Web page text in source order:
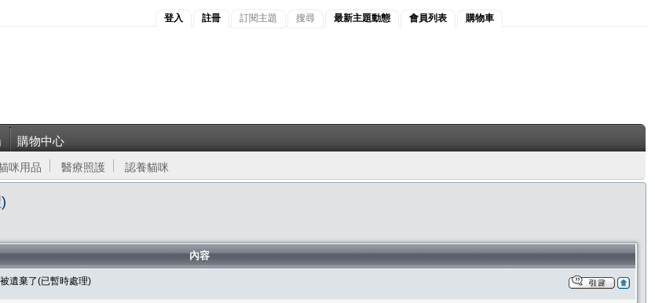
登入 註冊 訂閱主題 搜尋 最新主題動態 會員列表 購物車
購物中心
咪用品 醫療照護 認養貓咪
內容
遺棄了(已暫時處理)